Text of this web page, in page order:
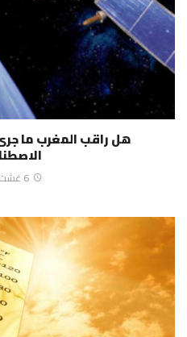
هل راقب المغرب ما
6 غشت، 2026